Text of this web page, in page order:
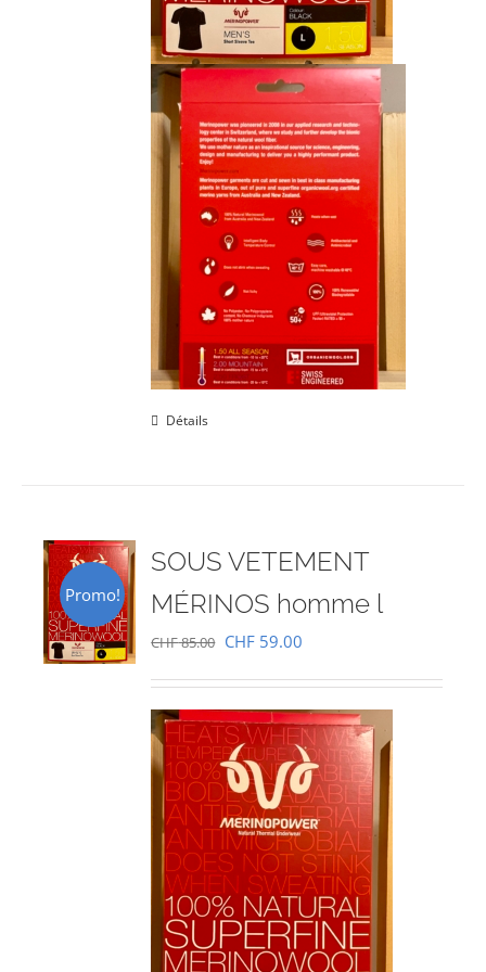
Détails
Promo!
SOUS VETEMENT
MÉRINOS homme l
CHF85.00 Le
initial
était :
CHF 85.00.
CHF 59.00
actuel
est :
CHF 59.00.